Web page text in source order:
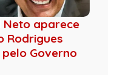
Neto aparece
Rodrigues
Governo